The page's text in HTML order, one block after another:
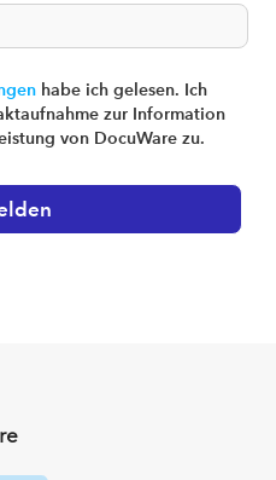
habe ich gelesen. Ich
zur Information
von DocuWare zu.